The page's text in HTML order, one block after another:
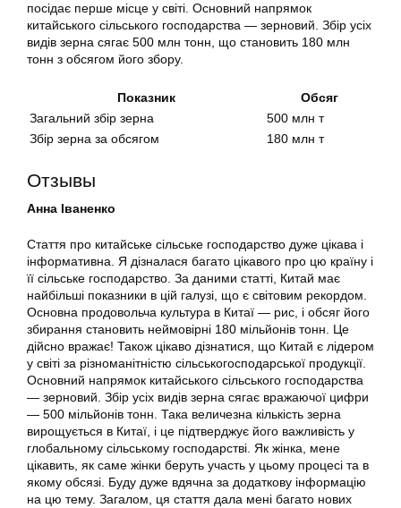
посідає перше місце у світі. Основний напрямок
китайського сільського господарства — зерновий. Збір усіх
видів зерна сягає 500 млн тонн, що становить 180 млн
тонн з обсягом його збору.
Показник
Обсяг
Загальний збір зерна
500 млн т
Збір зерна за обсягом
180 млн т
Отзывы
Анна Іваненко
Стаття про китайське сільське господарство дуже цікава і
інформативна. Я дізналася багато цікавого про цю країну і
її сільське господарство. За даними статті, Китай має
найбільші показники в цій галузі, що є світовим рекордом.
Основна продовольча культура в Китаї — рис, і обсяг його
збирання становить неймовірні 180 мільйонів тонн. Це
дійсно вражає! Також цікаво дізнатися, що Китай є лідером
у світі за різноманітністю сільськогосподарської продукції.
Основний напрямок китайського сільського господарства
— зерновий. Збір усіх видів зерна сягає вражаючої цифри
— 500 мільйонів тонн. Така величезна кількість зерна
вирощується в Китаї, і це підтверджує його важливість у
глобальному сільському господарстві. Як жінка, мене
цікавить, як саме жінки беруть участь у цьому процесі та в
якому обсязі. Буду дуже вдячна за додаткову інформацію
на цю тему. Загалом, ця стаття дала мені багато нових